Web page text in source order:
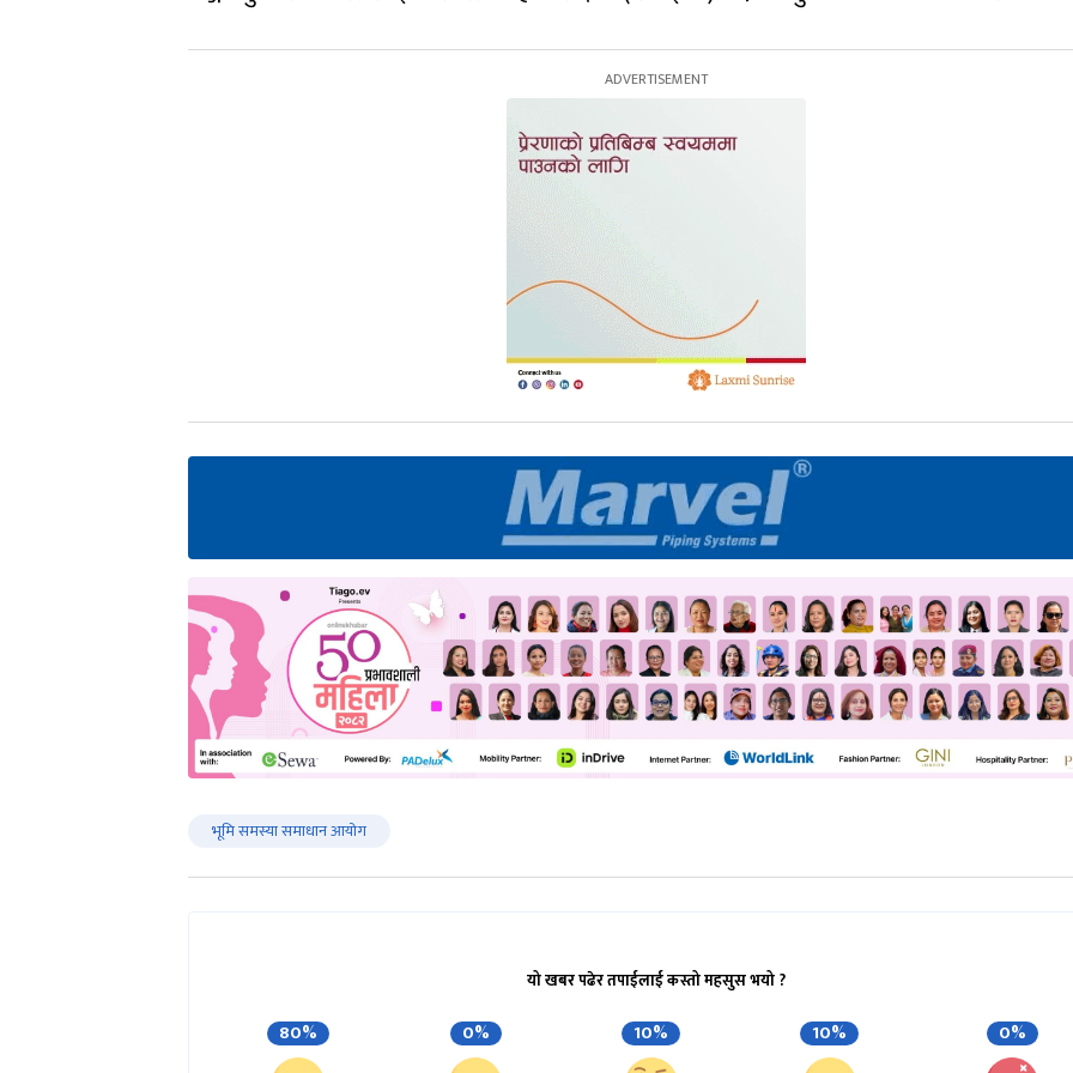
भूमि समस्या समाधान आयोग
यो खबर पढेर तपाईलाई कस्तो महसुस भयो ?
80% 0% 10% 10% 0%